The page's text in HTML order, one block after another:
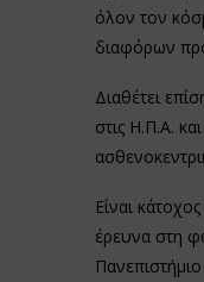
όλον τον
διαφόρων
Διαθέτει
στις Η.Π.Α.
Είναι
έρευνα στη